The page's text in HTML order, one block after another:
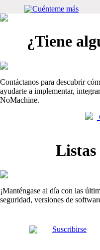
Cuénteme más
¿Tiene
Contáctanos para descubrir
ayudarte a implementar,
NoMachine.
Listas
¡Manténgase al día con las
seguridad, versiones de
Suscribirse